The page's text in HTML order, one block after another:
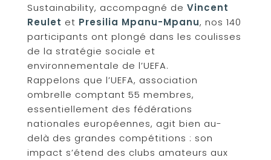
Sustainability, accompagné de Vincent
Reulet et Presilia Mpanu-Mpanu, nos 140
participants ont plongé dans les coulisses
de la stratégie sociale et
environnementale de l’UEFA.
Rappelons que l’UEFA, association
ombrelle comptant 55 membres,
essentiellement des fédérations
nationales européennes, agit bien au-
delà des grandes compétitions : son
impact s’étend des clubs amateurs aux